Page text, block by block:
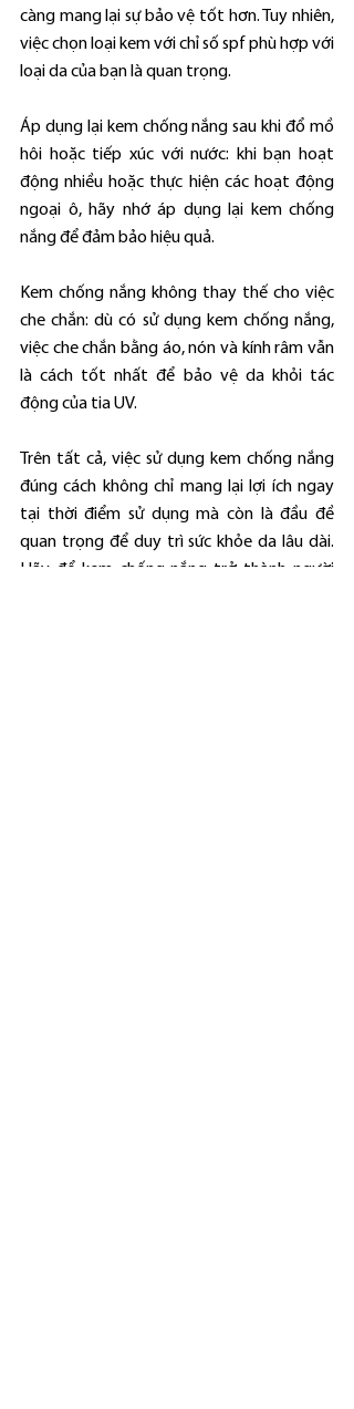
càng mang lại sự bảo vệ tốt hơn. Tuy nhiên,
việc chọn loại kem với chỉ số spf phù hợp với
loại da của bạn là quan trọng.
Áp dụng lại kem chống nắng sau khi đổ mồ
hôi hoặc tiếp xúc với nước: khi bạn hoạt
động nhiều hoặc thực hiện các hoạt động
ngoại ô, hãy nhớ áp dụng lại kem chống
nắng để đảm bảo hiệu quả.
Kem chống nắng không thay thế cho việc
che chắn: dù có sử dụng kem chống nắng,
việc che chắn bằng áo, nón và kính râm vẫn
là cách tốt nhất để bảo vệ da khỏi tác
động của tia UV.
Trên tất cả, việc sử dụng kem chống nắng
đúng cách không chỉ mang lại lợi ích ngay
tại thời điểm sử dụng mà còn là đầu đề
quan trọng để duy trì sức khỏe da lâu dài.
Hãy để kem chống nắng trở thành người